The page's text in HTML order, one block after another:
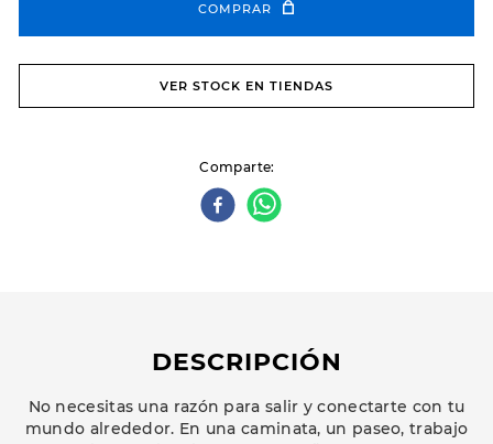
COMPRAR
VER STOCK EN TIENDAS
Comparte
DESCRIPCIÓN
No necesitas una razón para salir y conectarte con tu
mundo alrededor. En una caminata, un paseo, trabajo